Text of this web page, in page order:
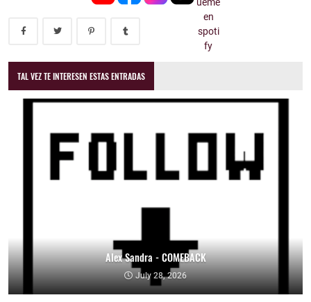
TAL VEZ TE INTERESEN ESTAS ENTRADAS
Alex Sandra - COMEBACK
July 28, 2026